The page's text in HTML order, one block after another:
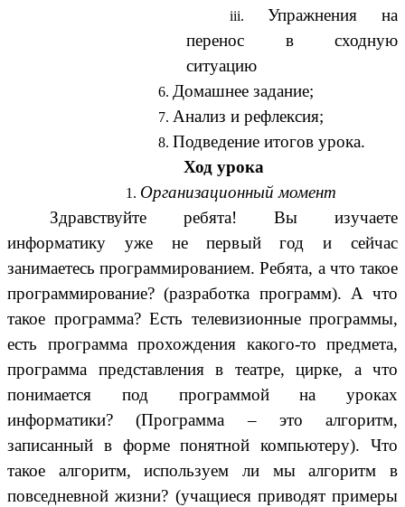
Упражнения на
перенос в сходную
ситуацию
Домашнее задание;
Анализ и рефлексия;
Подведение итогов урока.
Ход урока
Организационный момент
Здравствуйте ребята! Вы изучаете
информатику уже не первый год и сейчас
занимаетесь программированием. Ребята, а что такое
программирование? (разработка программ). А что
такое программа? Есть телевизионные программы,
есть программа прохождения какого-то предмета,
программа представления в театре, цирке, а что
понимается под программой на уроках
информатики? (Программа – это алгоритм,
записанный в форме понятной компьютеру). Что
такое алгоритм, используем ли мы алгоритм в
повседневной жизни? (учащиеся приводят примеры